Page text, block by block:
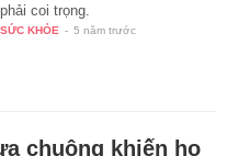
phải coi trọng.
SỨC KHỎE - 5 năm trước
chuộng khiến họ